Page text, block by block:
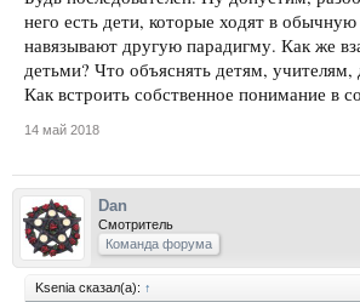
него есть дети, которые ходят в
навязывают другую парадигму. Как же
детьми? Что объяснять детям,
Как встроить собственное понимание в
14 май 2018
Dan
Смотритель
Команда форума
Ksenia сказал(а): ↑